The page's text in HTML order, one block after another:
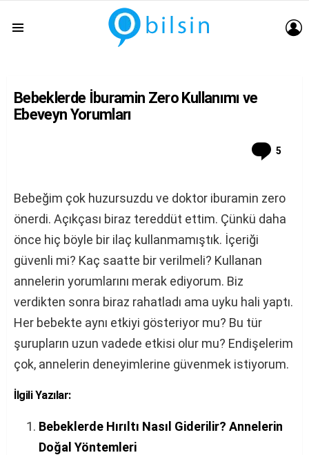
Bebeklerde İburamin Zero Kullanımı ve
Ebeveyn Yorumları
5
Bebeğim çok huzursuzdu ve doktor iburamin zero
önerdi. Açıkçası biraz tereddüt ettim. Çünkü daha
önce hiç böyle bir ilaç kullanmamıştık. İçeriği
güvenli mi? Kaç saatte bir verilmeli? Kullanan
annelerin yorumlarını merak ediyorum. Biz
verdikten sonra biraz rahatladı ama uyku hali yaptı.
Her bebekte aynı etkiyi gösteriyor mu? Bu tür
şurupların uzun vadede etkisi olur mu? Endişelerim
çok, annelerin deneyimlerine güvenmek istiyorum.
İlgili Yazılar:
Bebeklerde Hırıltı Nasıl Giderilir? Annelerin
Doğal Yöntemleri